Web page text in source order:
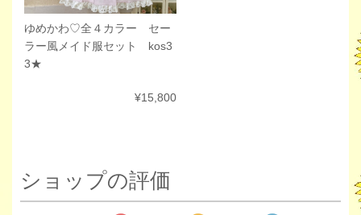
ゆめかわ♡全４カラー セー
ラー風メイド服セット kos3
3★
¥15,800
ショップの評価